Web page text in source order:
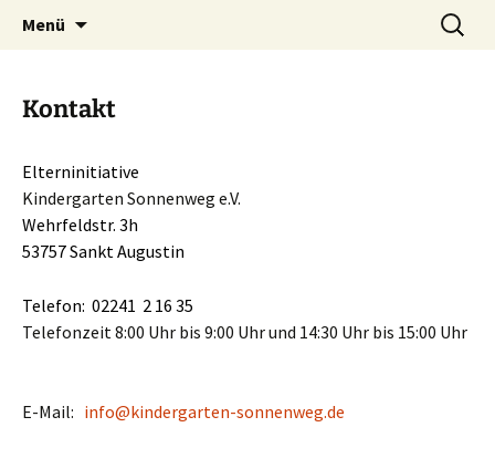
Elterninitiative Kindergarten
Sonnenweg e.V.
Menü
Suchen
nach:
Kontakt
Elterninitiative
Kindergarten Sonnenweg e.V.
Wehrfeldstr. 3h
53757 Sankt Augustin
Telefon: 02241 2 16 35
Telefonzeit 8:00 Uhr bis 9:00 Uhr und 14:30 Uhr bis 15:00 Uhr
E-Mail: info@kindergarten-sonnenweg.de